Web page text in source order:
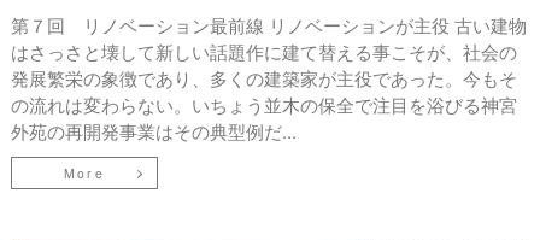
第７回 リノベーション最前線 リノベーションが主役 古い建物
はさっさと壊して新しい話題作に建て替える事こそが、社会の
発展繁栄の象徴であり、多くの建築家が主役であった。今もそ
の流れは変わらない。いちょう並木の保全で注目を浴びる神宮
外苑の再開発事業はその典型例だ...
More